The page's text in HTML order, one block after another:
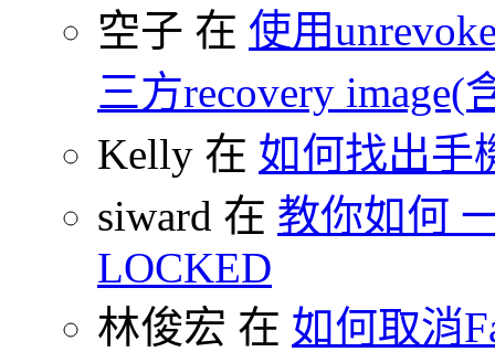
空子 在 使用
三方recovery image(
Kelly 在 如何找出手
siward 在 教你如何
LOCKED
林俊宏 在 如何取消